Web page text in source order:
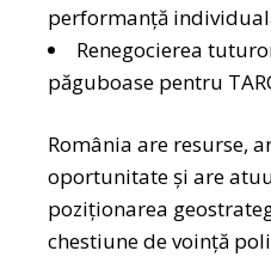
performanță
Renegocierea
păguboase pentru
România are resurse,
oportunitate și are
poziționarea
chestiune de voință